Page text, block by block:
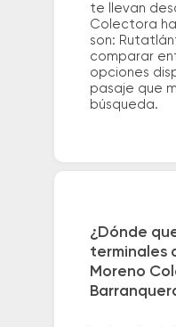
te llevan
Colectora
son:
comparar
opciones
pasaje que
búsqueda.
¿Dónde
terminales
Moreno